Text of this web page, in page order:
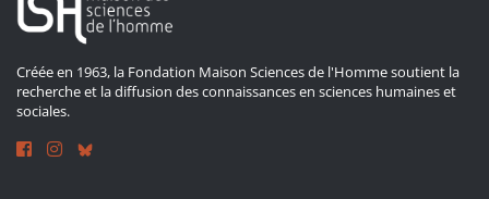
Créée en 1963, la Fondation Maison Sciences de l'Homme soutient la
recherche et la diffusion des connaissances en sciences humaines et
sociales.